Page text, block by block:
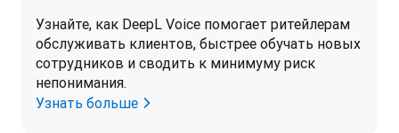
Узнайте, как DeepL Voice помогает ритейлерам
обслуживать клиентов, быстрее обучать новых
сотрудников и сводить к минимуму риск
непонимания.
Узнать больше